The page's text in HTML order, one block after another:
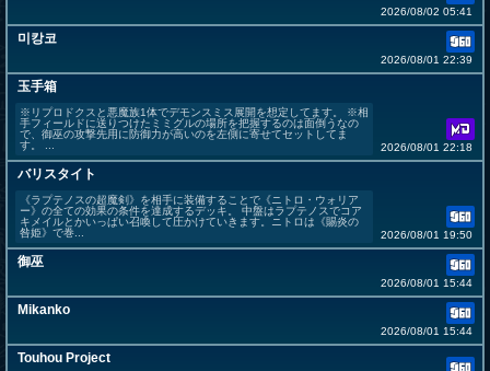
2026/08/02 05:41
미캉코
2026/08/01 22:39
玉手箱
※リプロドクスと悪魔族1体でデモンスミス展開を想定してます。 ※相
手フィールドに送りつけたミミグルの場所を把握するのは面倒うなの
で、御巫の攻撃先用に防御力が高いのを左側に寄せてセットしてま
す。 ...
2026/08/01 22:18
バリスタイト
《ラプテノスの超魔剣》を相手に装備することで《ニトロ・ウォリア
ー》の全ての効果の条件を達成するデッキ。 中盤はラプテノスでコア
キメイルとかいっぱい召喚して圧かけていきます。ニトロは《賜炎の
咎姫》で巻...
2026/08/01 19:50
御巫
2026/08/01 15:44
Mikanko
2026/08/01 15:44
Touhou Project